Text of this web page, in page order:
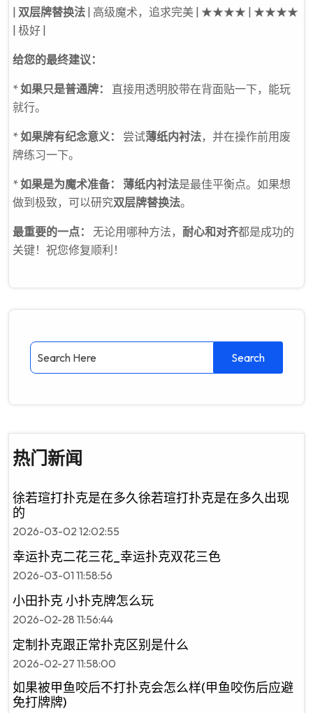
双层牌替换法 | 高级魔术，追求完美 | ★★★★ | ★★★★
| 极好 |
给您的最终建议：
*如果只是普通牌：
直接用透明胶带在背面贴一下，能玩
就行。
*如果牌有纪念意义： 尝试薄纸内衬法，并在操作前用废
牌练习一下。
*如果是为魔术准备： 薄纸内衬法是最佳平衡点。如果想
做到极致，可以研究双层牌替换法。
最重要的一点： 无论用哪种方法， 耐心和对齐都是成功的
关键！祝您修复顺利！
热门新闻
徐若瑄打扑克是在多久徐若瑄打扑克是在多久出现
的
2026-03-02 12:02:55
幸运扑克二花三花_幸运扑克双花三色
2026-03-01 11:58:56
小田扑克 小扑克牌怎么玩
2026-02-28 11:56:44
定制扑克跟正常扑克区别是什么
2026-02-27 11:58:00
如果被甲鱼咬后不打扑克会怎么样(甲鱼咬伤后应避
免打牌牌)